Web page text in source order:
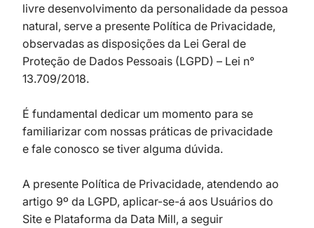
livre desenvolvimento da personalidade da pessoa
natural, serve a presente Política de Privacidade,
observadas as disposições da Lei Geral de
Proteção de Dados Pessoais (LGPD) – Lei n°
13.709/2018.
É fundamental dedicar um momento para se
familiarizar com nossas práticas de privacidade
e fale conosco se tiver alguma dúvida.
A presente Política de Privacidade, atendendo ao
artigo 9º da LGPD, aplicar-se-á aos Usuários do
Site e Plataforma da Data Mill, a seguir